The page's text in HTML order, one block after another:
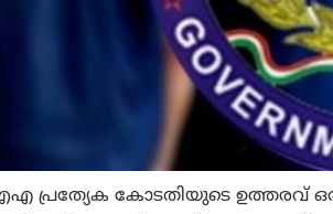
കോടതിയുടെ ഉത്തരവ്